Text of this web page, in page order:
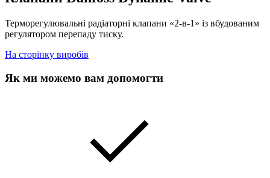
Терморегулювальні радіаторні клапани «2-в-1» із вбудованим
регулятором перепаду тиску.
На сторінку виробів
Як ми можемо вам допомогти